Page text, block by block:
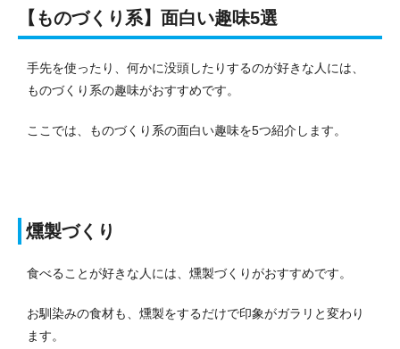
【ものづくり系】面白い趣味5選
手先を使ったり、何かに没頭したりするのが好きな人には、
ものづくり系の趣味がおすすめです。
ここでは、ものづくり系の面白い趣味を5つ紹介します。
燻製づくり
食べることが好きな人には、燻製づくりがおすすめです。
お馴染みの食材も、燻製をするだけで印象がガラリと変わり
ます。